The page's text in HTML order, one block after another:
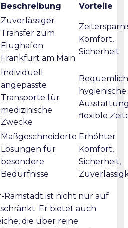
Beschreibung Vorteile
Zuverlässiger
Transfer zum
Flughafen
Frankfurt am Main
Komfort,
Sicherheit
Individuell
angepasste
Transporte für
medizinische
Zwecke
hygienische
flexible
Maßgeschneiderte
Lösungen für
besondere
Bedürfnisse
Erhöhter
Komfort,
Sicherheit,
Ramstadt ist nicht nur auf
Er bietet auch
die über reine